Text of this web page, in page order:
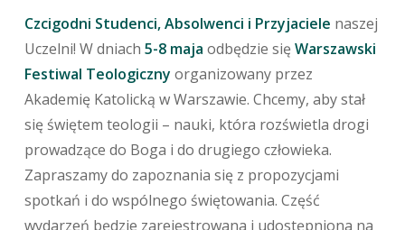
Czcigodni Studenci, Absolwenci i Przyjaciele naszej
Uczelni! W dniach 5-8 maja odbędzie się Warszawski
Festiwal Teologiczny organizowany przez
Akademię Katolicką w Warszawie. Chcemy, aby stał
się świętem teologii – nauki, która rozświetla drogi
prowadzące do Boga i do drugiego człowieka.
Zapraszamy do zapoznania się z propozycjami
spotkań i do wspólnego świętowania. Część
wydarzeń będzie zarejestrowana i udostępniona na